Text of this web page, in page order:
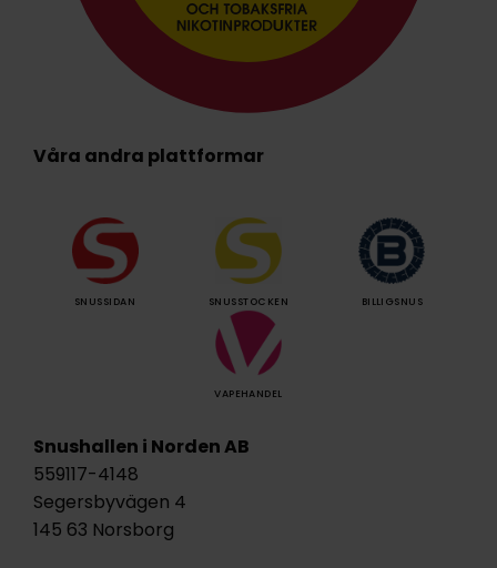
Våra andra plattformar
SNUSSIDAN SNUSSTOCKEN BILLIGSNUS
VAPEHANDEL
Snushallen i Norden AB
559117-4148
Segersbyvägen 4
145 63 Norsborg